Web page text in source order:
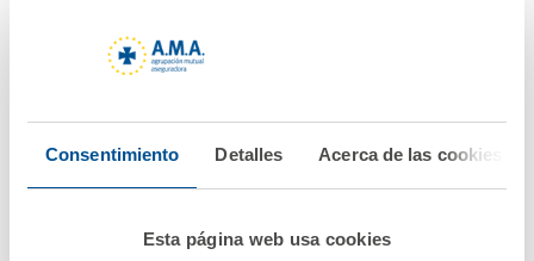
Consentimiento Detalles Acerca de las cookies
Esta página web usa cookies
colaboración entre
A.M.A. y el Colegio de
Ver noticia
60.000 euros